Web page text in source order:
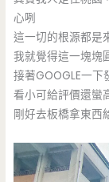
心咧
這一切的根源都是
我就覺得這一塊塊
接著GOOGLE一
看小可給評價還蠻
剛好去板橋拿東西